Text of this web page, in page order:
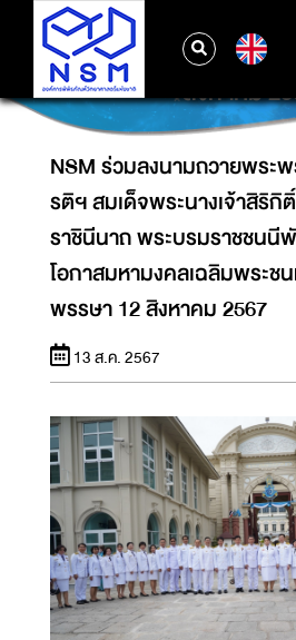
สมเด็จพระนางเจ้าสิริกิติ์
พระบรมราชชนนีพันปีหลวง
มงคลเฉลิมพระชนมพรรษ
สิงหาคม
NSM ร่วมลงนามถวายพระ
รติฯ สมเด็จพระนางเจ้าสิริกิ
ราชินีนาถ พระบรมราชชนนี
โอกาสมหามงคลเฉลิมพระช
พรรษา 12 สิงหาคม 2567
13 ส.ค. 2567